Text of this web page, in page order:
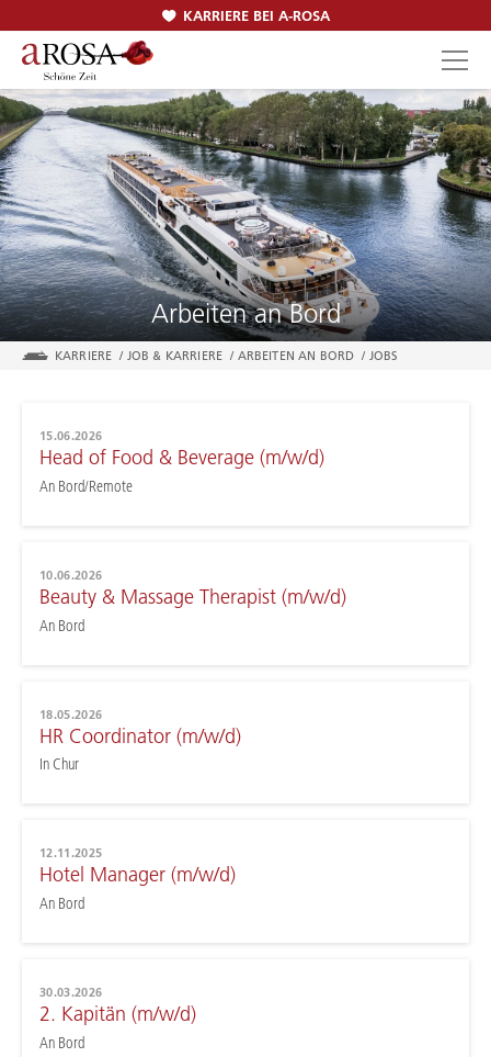
KARRIERE BEI A-ROSA
SUCHEN
Arbeiten an Bord
KARRIERE / JOB & KARRIERE / ARBEITEN AN BORD / JOBS
15.06.2026
Head of Food & Beverage (m/w/d)
An Bord/Remote
10.06.2026
Beauty & Massage Therapist (m/w/d)
An Bord
18.05.2026
HR Coordinator (m/w/d)
In Chur
12.11.2025
Hotel Manager (m/w/d)
An Bord
30.03.2026
2. Kapitän (m/w/d)
An Bord